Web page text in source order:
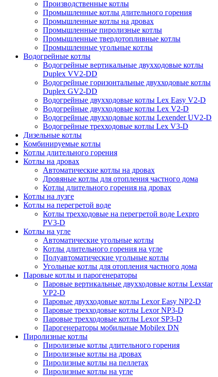
Производственные котлы
Промышленные котлы длительного горения
Промышленные котлы на дровах
Промышленные пиролизные котлы
Промышленные твердотопливные котлы
Промышленные угольные котлы
Водогрейные котлы
Водогрейные вертикальные двухходовые котлы
Duplex VV2-DD
Водогрейные горизонтальные двухходовые котлы
Duplex GV2-DD
Водогрейные двухходовые котлы Lex Easy V2-D
Водогрейные двухходовые котлы Lex V2-D
Водогрейные двухходовые котлы Lexender UV2-D
Водогрейные трехходовые котлы Lex V3-D
Дизельные котлы
Комбинируемые котлы
Котлы длительного горения
Котлы на дровах
Автоматические котлы на дровах
Дровяные котлы для отопления частного дома
Котлы длительного горения на дровах
Котлы на лузге
Котлы на перегретой воде
Котлы трехходовые на перегретой воде Lexpro
PV3-D
Котлы на угле
Автоматические угольные котлы
Котлы длительного горения на угле
Полуавтоматические угольные котлы
Угольные котлы для отопления частного дома
Паровые котлы и парогенераторы
Паровые вертикальные двухходовые котлы Lexstar
VP2-D
Паровые двухходовые котлы Lexor Easy NP2-D
Паровые трехходовые котлы Lexor NP3-D
Паровые трехходовые котлы Lexor SP3-D
Парогенераторы мобильные Mobilex DN
Пиролизные котлы
Пиролизные котлы длительного горения
Пиролизные котлы на дровах
Пиролизные котлы на пеллетах
Пиролизные котлы на угле